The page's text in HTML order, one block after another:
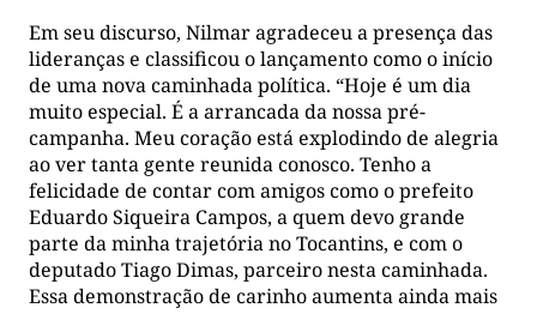
Em seu discurso, Nilmar agradeceu a presença das
lideranças e classificou o lançamento como o início
de uma nova caminhada política. “Hoje é um dia
muito especial. É a arrancada da nossa pré-
campanha. Meu coração está explodindo de alegria
ao ver tanta gente reunida conosco. Tenho a
felicidade de contar com amigos como o prefeito
Eduardo Siqueira Campos, a quem devo grande
parte da minha trajetória no Tocantins, e com o
deputado Tiago Dimas, parceiro nesta caminhada.
Essa demonstração de carinho aumenta ainda mais